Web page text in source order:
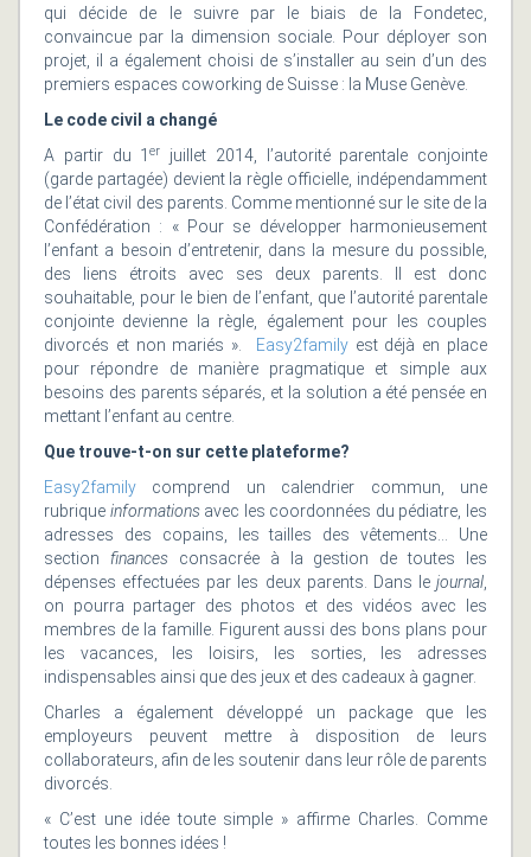
qui décide de le suivre par le biais de la Fondetec,
convaincue par la dimension sociale. Pour déployer son
projet, il a également choisi de s’installer au sein d’un des
premiers espaces coworking de Suisse : la Muse Genève.
Le code civil a changé
A partir du 1er
juillet 2014, l’autorité parentale conjointe
(garde partagée) devient la règle officielle, indépendamment
de l’état civil des parents. Comme mentionné sur le site de la
Confédération : « Pour se développer harmonieusement
l’enfant a besoin d’entretenir, dans la mesure du possible,
des liens étroits avec ses deux parents. Il est donc
souhaitable, pour le bien de l’enfant, que l’autorité parentale
conjointe devienne la règle, également pour les couples
divorcés et non mariés ».
Easy2familyest déjà en place
pour répondre de manière pragmatique et simple aux
besoins des parents séparés, et la solution a été pensée en
mettant l’enfant au centre.
Que trouve-t-on sur cette plateforme?
Easy2family comprend un calendrier commun, une
rubrique informationsavec les coordonnées du pédiatre, les
adresses des copains, les tailles des vêtements… Une
section financesconsacrée à la gestion de toutes les
dépenses effectuées par les deux parents. Dans le journal
on pourra partager des photos et des vidéos avec les
membres de la famille. Figurent aussi des bons plans pour
les vacances, les loisirs, les sorties, les adresses
indispensables ainsi que des jeux et des cadeaux à gagner.
Charles a également développé un package que les
employeurs peuvent mettre à disposition de leurs
collaborateurs, afin de les soutenir dans leur rôle de parents
divorcés.
« C’est une idée toute simple » affirme Charles. Comme
toutes les bonnes idées !